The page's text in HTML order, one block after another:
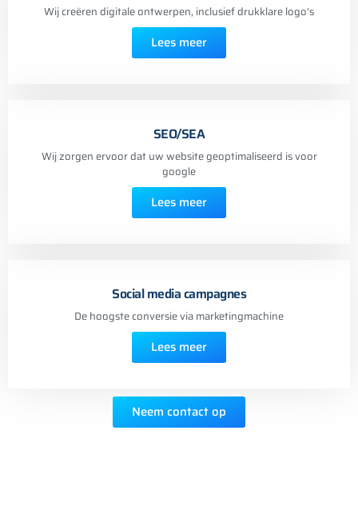
Wij creëren digitale ontwerpen, inclusief drukklare logo's
Lees meer
SEO/SEA
Wij zorgen ervoor dat uw website geoptimaliseerd is voor
google
Lees meer
Social media campagnes
De hoogste conversie via marketingmachine
Lees meer
Neem contact op